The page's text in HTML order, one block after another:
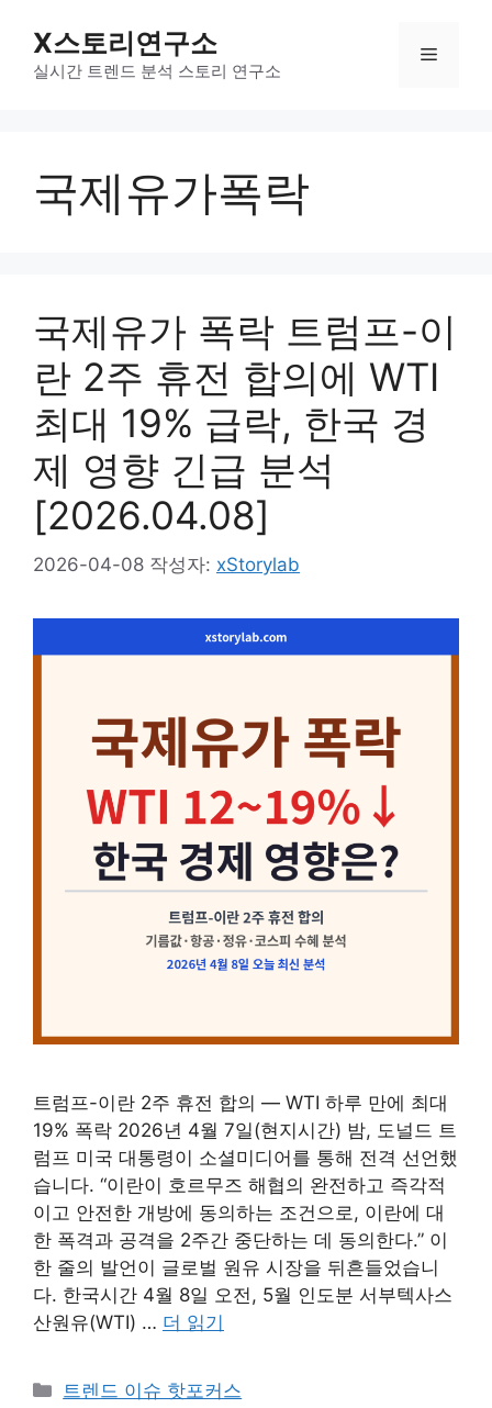
X스토리연구소
실시간 트렌드 분석 스토리 연구소
메
국제유가폭락
국제유가 폭락 트럼프-이
란 2주 휴전 합의에 WTI
최대 19% 급락, 한국 경
제 영향 긴급 분석
[2026.04.08]
2026-04-08 작성자: xStorylab
트럼프-이란 2주 휴전 합의 — WTI 하루 만에 최대
19% 폭락 2026년 4월 7일(현지시간) 밤, 도널드 트
럼프 미국 대통령이 소셜미디어를 통해 전격 선언했
습니다. “이란이 호르무즈 해협의 완전하고 즉각적
이고 안전한 개방에 동의하는 조건으로, 이란에 대
한 폭격과 공격을 2주간 중단하는 데 동의한다.” 이
한 줄의 발언이 글로벌 원유 시장을 뒤흔들었습니
다. 한국시간 4월 8일 오전, 5월 인도분 서부텍사스
산원유(WTI) … 더 읽기
카
트렌드 이슈 핫포커스